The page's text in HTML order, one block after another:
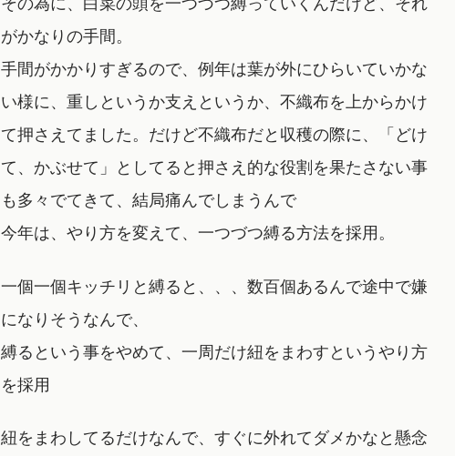
がかなりの手間。
手間がかかりすぎるので、例年は葉が外にひらいていかな
い様に、重しというか支えというか、不織布を上からかけ
て押さえてました。だけど不織布だと収穫の際に、「どけ
て、かぶせて」としてると押さえ的な役割を果たさない事
も多々でてきて、結局痛んでしまうんで
今年は、やり方を変えて、一つづつ縛る方法を採用。
一個一個キッチリと縛ると、、、数百個あるんで途中で嫌
になりそうなんで、
縛るという事をやめて、一周だけ紐をまわすというやり方
を採用
紐をまわしてるだけなんで、すぐに外れてダメかなと懸念